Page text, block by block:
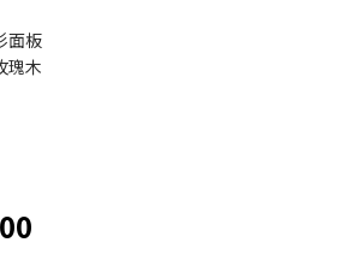
面板
瑰木